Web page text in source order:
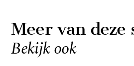
Meer van deze
Bekijk ook